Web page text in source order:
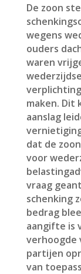
De zoon
wegens
ouders
waren
maken. Dit
aanslag
dat de
voor
vraag
schenking
bedrag
aangifte is
verhoogde
partijen
van